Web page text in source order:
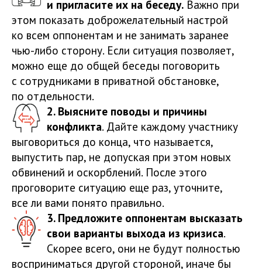
и пригласите их на беседу. Важно при
этом показать доброжелательный настрой
ко всем оппонентам и не занимать заранее
чью-либо сторону. Если ситуация позволяет,
можно еще до общей беседы поговорить
с сотрудниками в приватной обстановке,
по отдельности.
2. Выясните поводы и причины
конфликта. Дайте каждому участнику
выговориться до конца, что называется,
выпустить пар, не допуская при этом новых
обвинений и оскорблений. После этого
проговорите ситуацию еще раз, уточните,
все ли вами понято правильно.
3. Предложите оппонентам высказать
свои варианты выхода из кризиса.
Скорее всего, они не будут полностью
восприниматься другой стороной, иначе бы